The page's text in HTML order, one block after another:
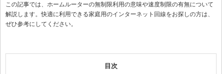
この記事では、ホームルーターの無制限利用の意味や速度制限の有無について
解説します。快適に利用できる家庭用のインターネット回線をお探しの方は、
ぜひ参考にしてください。